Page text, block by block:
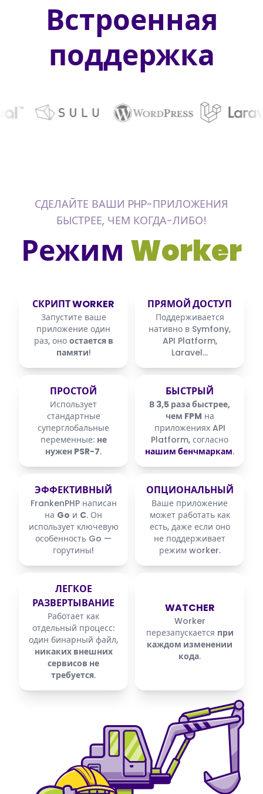
Встроенная
поддержка
СДЕЛАЙТЕ ВАШИ PHP-ПРИЛОЖЕНИЯ
БЫСТРЕЕ, ЧЕМ КОГДА-ЛИБО!
Режим Worker
СКРИПТ WORKER
Запустите ваше
приложение один
раз, оно остается в
памяти!
ПРЯМОЙ ДОСТУП
Поддерживается
нативно в Symfony,
API Platform,
Laravel…
ПРОСТОЙ
Использует
стандартные
суперглобальные
переменные: не
нужен PSR-7.
БЫСТРЫЙ
В 3,5 раза быстрее,
чем FPM на
приложениях API
Platform, согласно
нашим бенчмаркам.
ЭФФЕКТИВНЫЙ
FrankenPHP написан
на Go и C. Он
использует ключевую
особенность Go —
горутины!
ОПЦИОНАЛЬНЫЙ
Ваше приложение
может работать как
есть, даже если оно
не поддерживает
режим worker.
ЛЕГКОЕ
РАЗВЕРТЫВАНИЕ
Работает как
отдельный процесс:
один бинарный файл,
никаких внешних
сервисов не
требуется.
WATCHER
Worker
перезапускается при
каждом изменении
кода.